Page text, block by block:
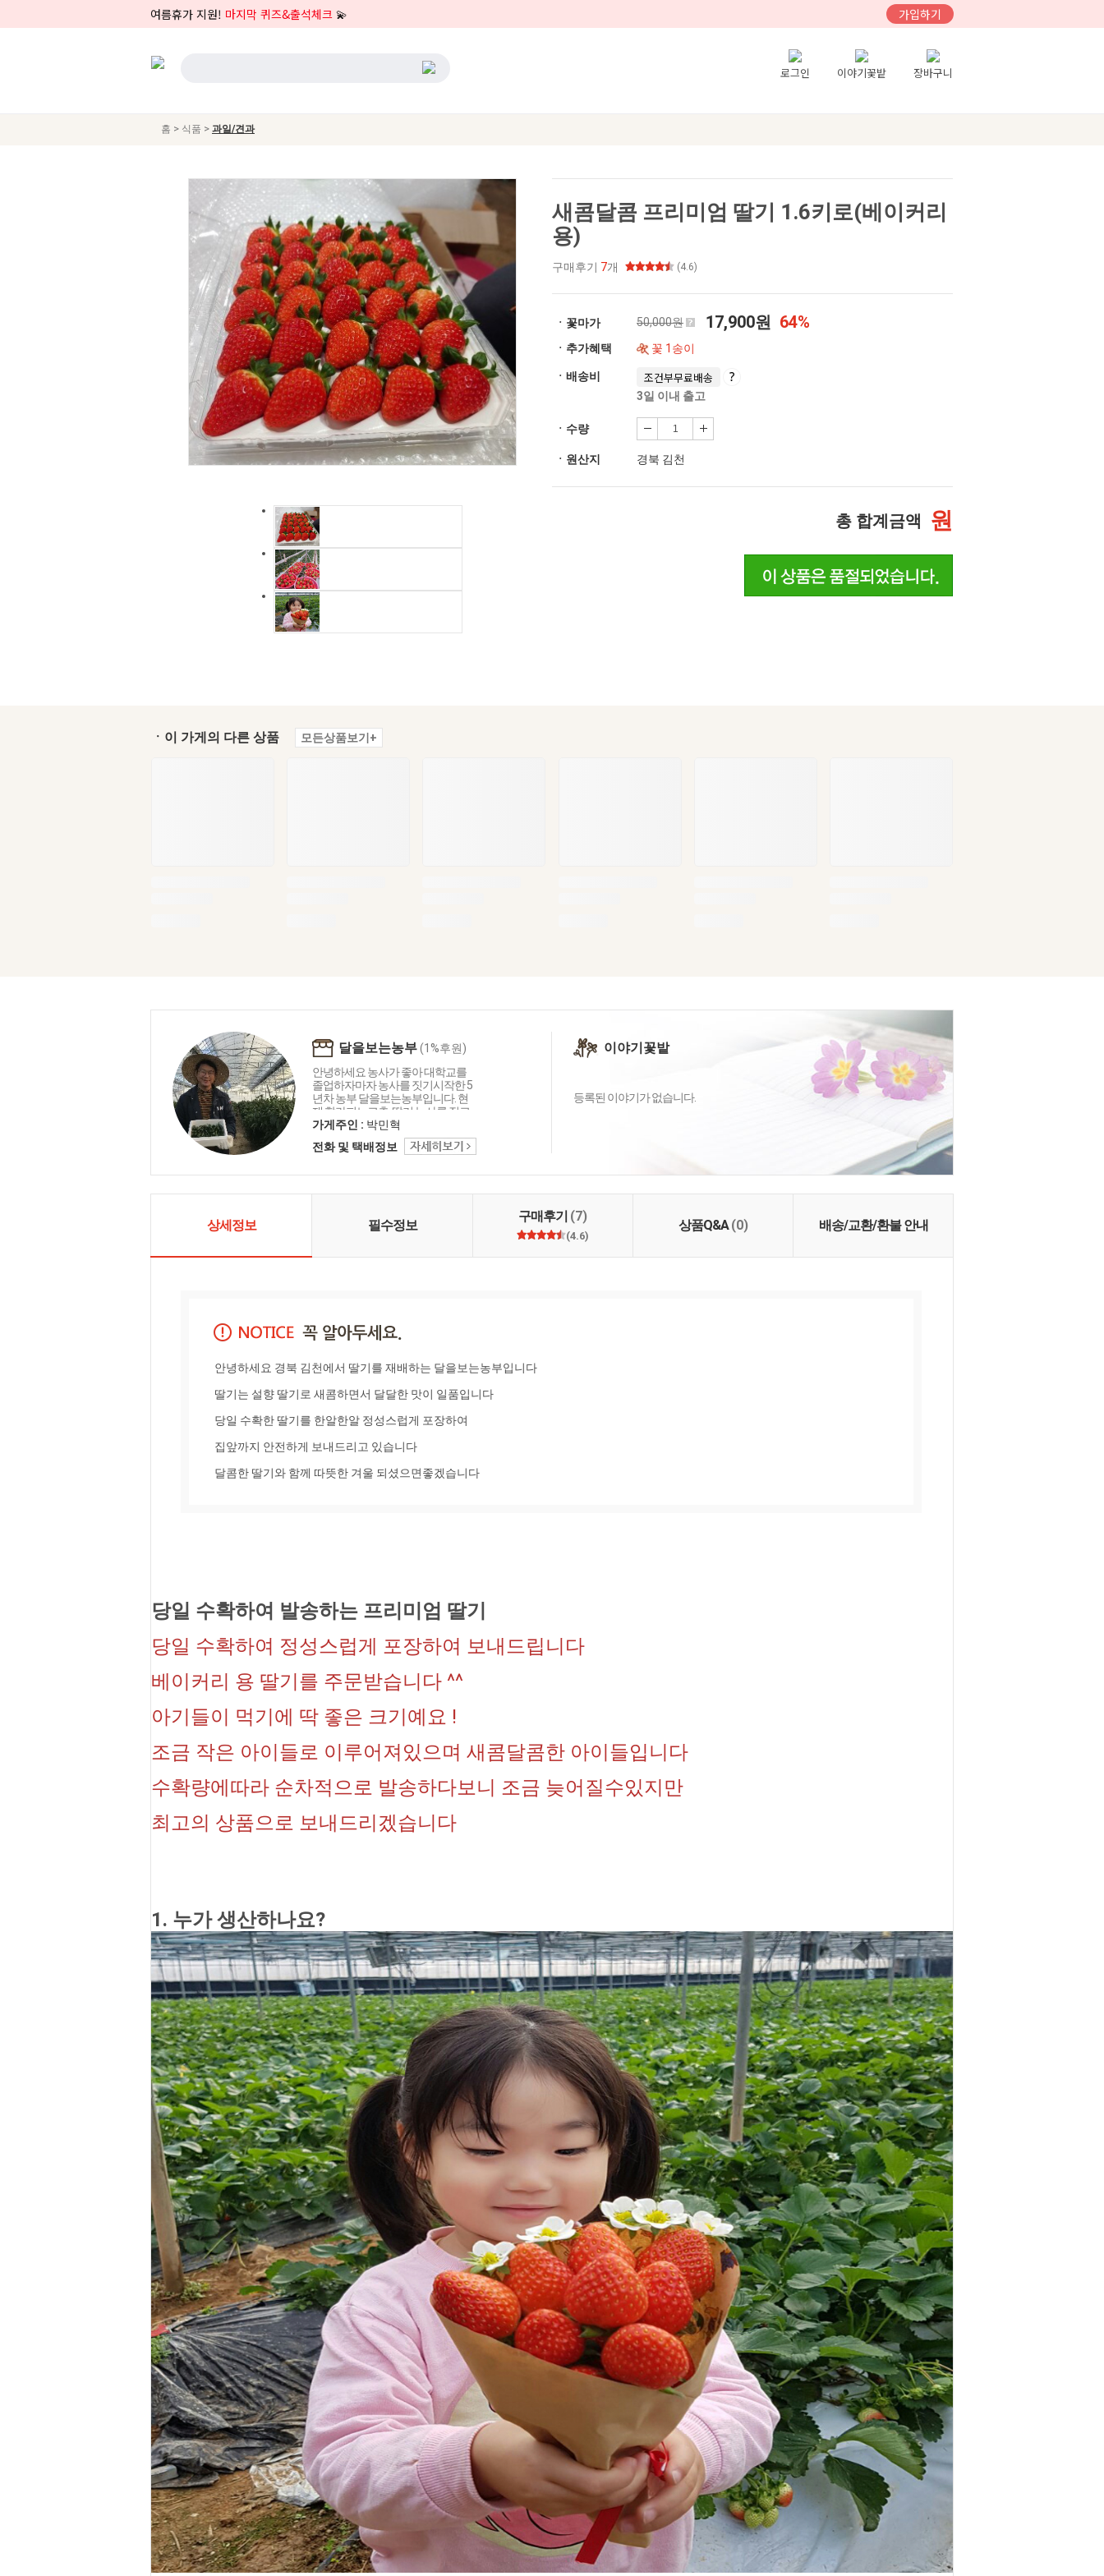
여름휴가 지원! 마지막 퀴즈&출석체크 💫 가입하기
로그인 이야기꽃밭 장바구니
홈 > 식품 > 과일/견과
새콤달콤 프리미엄 딸기 1.6키로(베이커리
용)
구매후기 7개 (4.6)
ㆍ꽃마가 50,000원 17,900원 64%
ㆍ추가혜택 꽃 1송이
ㆍ배송비 조건부무료배송
3일 이내 출고
ㆍ수량
ㆍ원산지 경북 김천
총 합계금액 원
ㆍ이 가게의 다른 상품 모든상품보기+
달을보는농부(1%후원)
안녕하세요 농사가 좋아 대학교를
졸업하자마자 농사를 짓기시작한 5
년차 농부 달을보는농부입니다. 현
재 할라피뇨고추, 딸기 농사를 짓고
있으며 ' 농부의 감동을 전하다 ' 라는
이야기로 제가 농사를 지으면서 느
끼는 감동을 그대로 보내드리고자
가게주인 : 박민혁
전화 및 택배정보
이야기꽃밭
등록된 이야기가 없습니다.
상세정보 필수정보
구매후기 (7)
(4.6)
상품Q&A(0) 배송/교환/환불 안내
안녕하세요 경북 김천에서 딸기를 재배하는 달을보는농부입니다
딸기는 설향 딸기로 새콤하면서 달달한 맛이 일품입니다
당일 수확한 딸기를 한알한알 정성스럽게 포장하여
집앞까지 안전하게 보내드리고 있습니다
달콤한 딸기와 함께 따뜻한 겨울 되셨으면좋겠습니다
당일 수확하여 발송하는 프리미엄 딸기
당일 수확하여 정성스럽게 포장하여 보내드립니다
베이커리 용 딸기를 주문받습니다 ^^
아기들이 먹기에 딱 좋은 크기예요 !
조금 작은 아이들로 이루어져있으며 새콤달콤한 아이들입니다
수확량에따라 순차적으로 발송하다보니 조금 늦어질수있지만
최고의 상품으로 보내드리겠습니다
1. 누가 생산하나요?